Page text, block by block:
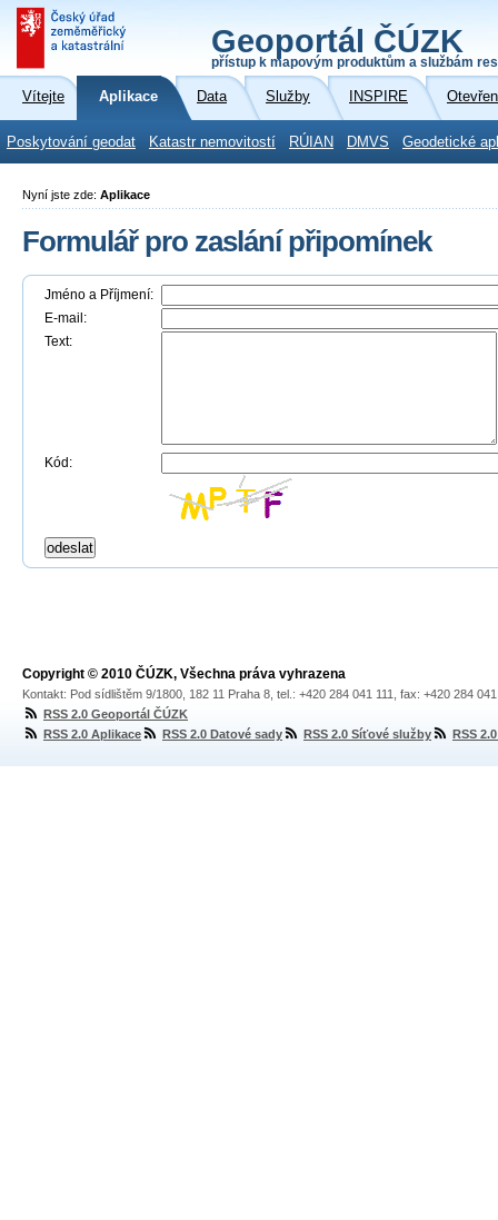
Geoportál ČÚZK
přístup k mapovým produktům a službám
Vítejte Aplikace Data Služby INSPIRE
Poskytování geodat Katastr nemovitostí RÚIAN DMVS Geodetické
Nyní jste zde: Aplikace
Formulář pro zaslání připomínek
Jméno a Příjmení:
E-mail:
Text:
Kód:
Copyright © 2010 ČÚZK, Všechna práva vyhrazena
Kontakt: Pod sídlištěm 9/1800, 182 11 Praha 8, tel.: +420 284 041 111, fax: +420 284
RSS 2.0 Geoportál ČÚZK
RSS 2.0 Aplikace
RSS 2.0 Datové sady RSS 2.0 Síťové služby RSS